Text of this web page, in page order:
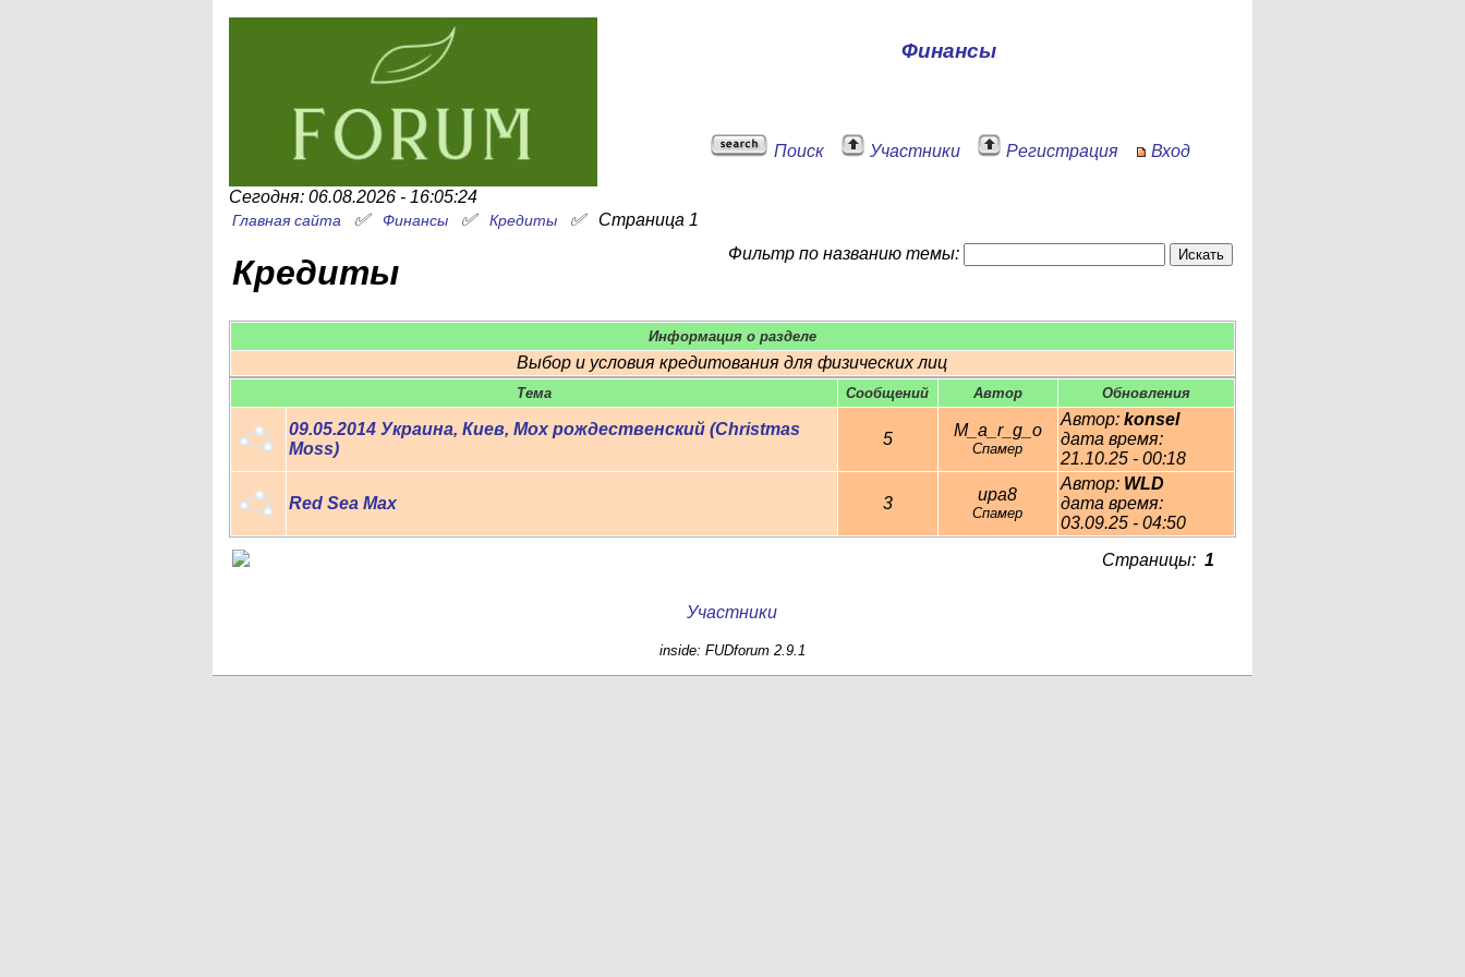
Финансы
Поиск Участники Регистрация Вход
Сегодня: 06.08.2026 - 16:05:24
Главная сайта ✅ Финансы ✅ Кредиты ✅ Страница 1
Кредиты Фильтр по названию темы:
Информация о разделе
Выбор и условия кредитования для физических лиц
Тема Cообщений Автор Обновления
09.05.2014 Украина, Киев, Мох рождественский (Christmas
Moss)
5 M_a_r_g_o
Спамер
Автор: konsel
дата время:
21.10.25 - 00:18
Red Sea Max 3 ира8
Спамер
Автор: WLD
дата время:
03.09.25 - 04:50
Страницы: 1
Участники
inside: FUDforum 2.9.1